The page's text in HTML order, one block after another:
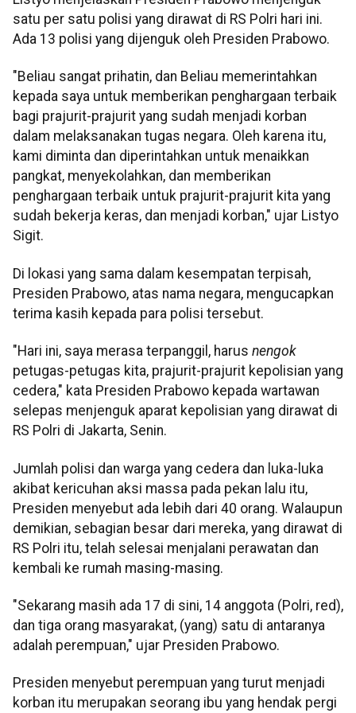
satu per satu polisi yang dirawat di RS Polri hari ini.
Ada 13 polisi yang dijenguk oleh Presiden Prabowo.
"Beliau sangat prihatin, dan Beliau memerintahkan
kepada saya untuk memberikan penghargaan terbaik
bagi prajurit-prajurit yang sudah menjadi korban
dalam melaksanakan tugas negara. Oleh karena itu,
kami diminta dan diperintahkan untuk menaikkan
pangkat, menyekolahkan, dan memberikan
penghargaan terbaik untuk prajurit-prajurit kita yang
sudah bekerja keras, dan menjadi korban," ujar Listyo
Sigit.
Di lokasi yang sama dalam kesempatan terpisah,
Presiden Prabowo, atas nama negara, mengucapkan
terima kasih kepada para polisi tersebut.
"Hari ini, saya merasa terpanggil, harus nengok
petugas-petugas kita, prajurit-prajurit kepolisian yang
cedera," kata Presiden Prabowo kepada wartawan
selepas menjenguk aparat kepolisian yang dirawat di
RS Polri di Jakarta, Senin.
Jumlah polisi dan warga yang cedera dan luka-luka
akibat kericuhan aksi massa pada pekan lalu itu,
Presiden menyebut ada lebih dari 40 orang. Walaupun
demikian, sebagian besar dari mereka, yang dirawat di
RS Polri itu, telah selesai menjalani perawatan dan
kembali ke rumah masing-masing.
"Sekarang masih ada 17 di sini, 14 anggota (Polri, red),
dan tiga orang masyarakat, (yang) satu di antaranya
adalah perempuan," ujar Presiden Prabowo.
Presiden menyebut perempuan yang turut menjadi
korban itu merupakan seorang ibu yang hendak pergi